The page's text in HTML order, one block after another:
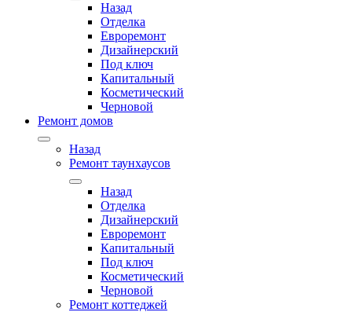
Назад
Отделка
Евроремонт
Дизайнерский
Под ключ
Капитальный
Косметический
Черновой
Ремонт домов
Назад
Ремонт таунхаусов
Назад
Отделка
Дизайнерский
Евроремонт
Капитальный
Под ключ
Косметический
Черновой
Ремонт коттеджей